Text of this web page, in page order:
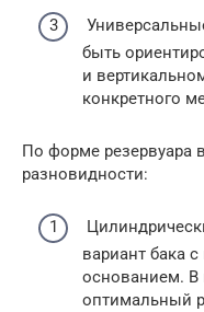
быть
и
конкретного
По форме резервуара
разновидности:
вариант бака
основанием. В
оптимальный